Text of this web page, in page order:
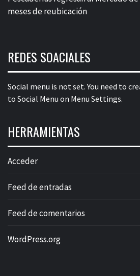
meses de reubicación
REDES SOACIALES
Social menu is not set. You need to
to Social Menu on Menu Settings.
HERRAMIENTAS
Acceder
Feed de entradas
Feed de comentarios
WordPress.org